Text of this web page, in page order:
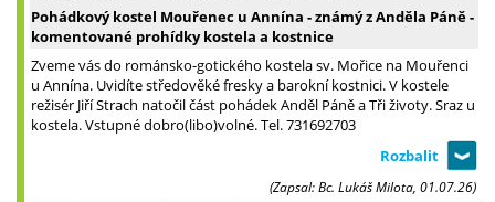
Pohádkový kostel Mouřenec u Annína - známý z Anděla Páně -
komentované prohídky kostela a kostnice
Zveme vás do románsko-gotického kostela sv. Mořice na Mouřenci
u Annína. Uvidíte středověké fresky a barokní kostnici. V kostele
režisér Jiří Strach natočil část pohádek Anděl Páně a Tři životy. Sraz u
kostela. Vstupné dobro(libo)volné. Tel. 731692703
(Zapsal: Bc. Lukáš Milota, 01.07.26)